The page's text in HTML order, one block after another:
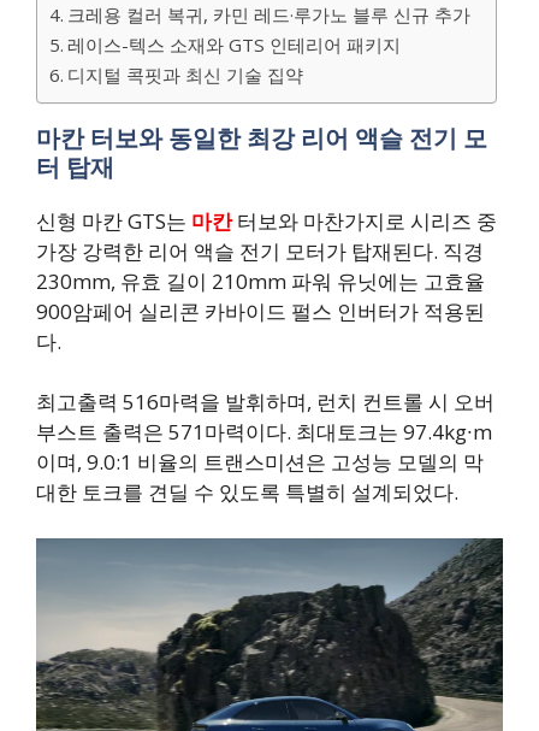
크레용 컬러 복귀, 카민 레드·루가노 블루 신규 추가
레이스-텍스 소재와 GTS 인테리어 패키지
디지털 콕핏과 최신 기술 집약
마칸 터보와 동일한 최강 리어 액슬 전기 모
터 탑재
신형 마칸 GTS는 마칸터보와 마찬가지로 시리즈 중
가장 강력한 리어 액슬 전기 모터가 탑재된다. 직경
230mm, 유효 길이 210mm 파워 유닛에는 고효율
900암페어 실리콘 카바이드 펄스 인버터가 적용된
다.
최고출력 516마력을 발휘하며, 런치 컨트롤 시 오버
부스트 출력은 571마력이다. 최대토크는 97.4kg∙m
이며, 9.0:1 비율의 트랜스미션은 고성능 모델의 막
대한 토크를 견딜 수 있도록 특별히 설계되었다.